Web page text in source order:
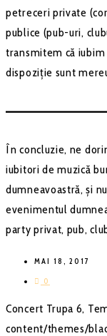
petreceri private
publice (pub-uri,
transmitem că iubim
dispoziție sunt
În concluzie, ne
iubitori de muzică
dumneavoastră, și
evenimentul
party privat, pub,
MAI 18, 2017
0
Concert Trupa 6,
content/themes/